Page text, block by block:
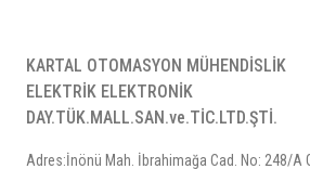
KARTAL OTOMASYON MÜHENDİSLİK
ELEKTRİK ELEKTRONİK
DAY.TÜK.MALL.SAN.ve.TİC.LTD.ŞTİ.
Adres:İnönü Mah. İbrahimağa Cad. No: 248/A